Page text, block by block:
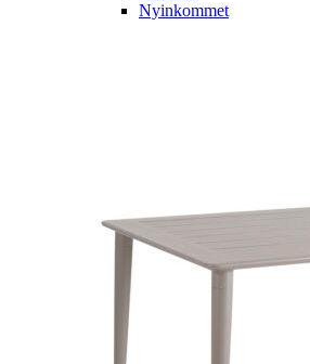
Nyinkommet